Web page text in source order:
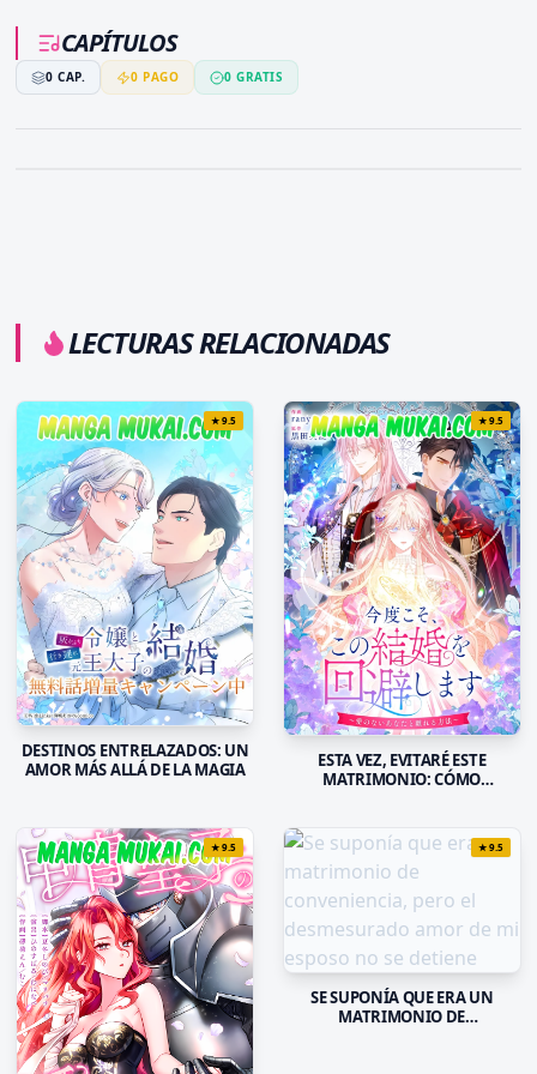
CAPÍTULOS
0 CAP. 0 PAGO 0 GRATIS
LECTURAS RELACIONADAS
★9.5
DESTINOS ENTRELAZADOS: UN
AMOR MÁS ALLÁ DE LA MAGIA
★9.5
ESTA VEZ, EVITARÉ ESTE
MATRIMONIO: CÓMO
★9.5 ★9.5
SE SUPONÍA QUE ERA UN
MATRIMONIO DE